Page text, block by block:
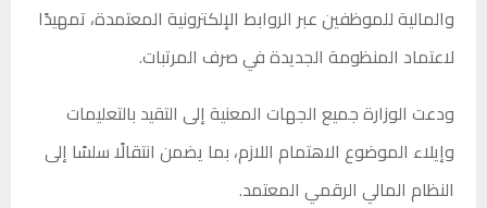
والمالية للموظفين عبر الروابط الإلكترونية المعتمدة، تمهيدًا
لاعتماد المنظومة الجديدة في صرف المرتبات.
ودعت الوزارة جميع الجهات المعنية إلى التقيد بالتعليمات
وإيلاء الموضوع الاهتمام اللازم، بما يضمن انتقالًا سلسًا إلى
النظام المالي الرقمي المعتمد.